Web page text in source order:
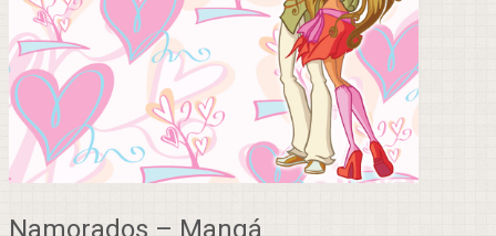
Namorados – Mangá